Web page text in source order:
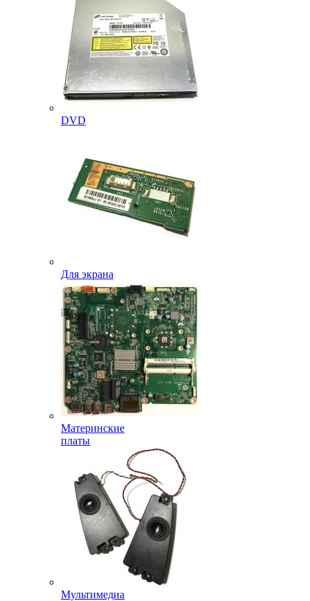
DVD
Для экрана
Материнские
платы
Мультимедиа